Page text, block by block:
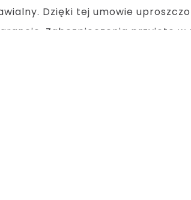
Dzięki tej umowie
Zabezpieczenia przyjęte